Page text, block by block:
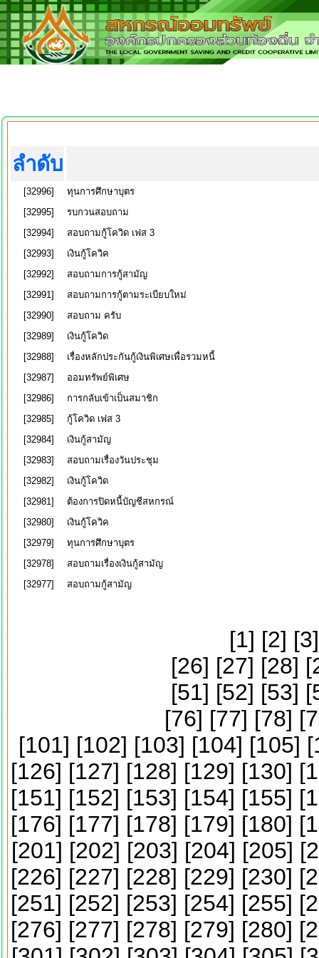
ลำดับ
[32996]
ทุนการศึกษาบุตร
[32995]
รบกวนสอบถาม
[32994]
สอบถามกู้โควิด เฟส 3
[32993]
เงินกู้โควิค
[32992]
สอบถามการกู้สามัญ
[32991]
สอบถามการกู้ตามระเบียบใหม่
[32990]
สอบถาม ครับ
[32989]
เงินกู้โควิด
[32988]
เรื่องหลักประกันกู้เงินพิเศษเพื่อรวมหนี้
[32987]
ออมทรัพย์พิเศษ
[32986]
การกลับเข้าเป็นสมาชิก
[32985]
กู้โควิด เฟส 3
[32984]
เงินกู้สามัญ
[32983]
สอบถามเรื่องวันประชุม
[32982]
เงินกู้โควิด
[32981]
ต้องการปิดหนี้บัญชีสหกรณ์
[32980]
เงินกู้โควิค
[32979]
ทุนการศึกษาบุตร
[32978]
สอบถามเรื่องเงินกู้สามัญ
[32977]
สอบถามกู้สามัญ
[1] [2] [3
[26] [27] [28] [
[51] [52] [53] [
[76] [77] [78] [
[101] [102] [103] [104] [105] [
[126] [127] [128] [129] [130] [
[151] [152] [153] [154] [155] [
[176] [177] [178] [179] [180] [
[201] [202] [203] [204] [205] [
[226] [227] [228] [229] [230] [
[251] [252] [253] [254] [255] [
[276] [277] [278] [279] [280] [